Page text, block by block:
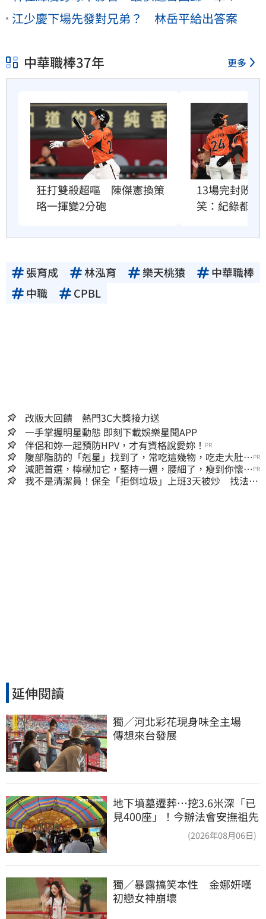
江少慶下場先發對兄弟？ 林岳平給出答案
中華職棒37年 更多
狂打雙殺超嘔　陳傑憲換策
略一揮變2分砲
13場完封敗
笑：紀錄都破
張育成 林泓育 樂天桃猿
中華職棒
中職
CPBL
改版大回饋 熱門3C大獎接力送
一手掌握明星動態 即刻下載娛樂星聞APP
伴侶和妳一起預防HPV，才有資格說愛妳！ PR
腹部脂肪的「剋星」找到了，常吃這幾物，吃走大肚
囊，瘦出小蠻腰
PR
減肥首選，檸檬加它，堅持一週，腰細了，瘦到你懷疑
人生
PR
我不是清潔員！保全「拒倒垃圾」上班3天被炒 找法院
延伸閱讀
獨／河北彩花現身味全主場
傳想來台發展
地下墳墓遷葬…挖3.6米深「已
見400座」！今辦法會安撫祖先
(2026年08月06日)
獨／暴露搞笑本性　金娜妍嘆
初戀女神崩壞